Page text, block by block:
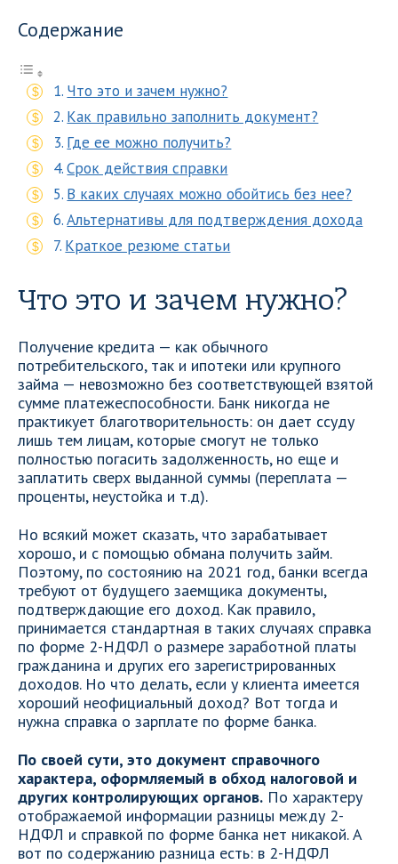
Содержание
Что это и зачем нужно?
Как правильно заполнить документ?
Где ее можно получить?
Срок действия справки
В каких случаях можно обойтись без нее?
Альтернативы для подтверждения дохода
Краткое резюме статьи
Что это и зачем нужно?
Получение кредита — как обычного
потребительского, так и ипотеки или крупного
займа — невозможно без соответствующей взятой
сумме платежеспособности. Банк никогда не
практикует благотворительность: он дает ссуду
лишь тем лицам, которые смогут не только
полностью погасить задолженность, но еще и
заплатить сверх выданной суммы (переплата —
проценты, неустойка и т.д).
Но всякий может сказать, что зарабатывает
хорошо, и с помощью обмана получить займ.
Поэтому, по состоянию на 2021 год, банки всегда
требуют от будущего заемщика документы,
подтверждающие его доход. Как правило,
принимается стандартная в таких случаях справка
по форме 2-НДФЛ о размере заработной платы
гражданина и других его зарегистрированных
доходов. Но что делать, если у клиента имеется
хороший неофициальный доход? Вот тогда и
нужна справка о зарплате по форме банка.
По своей сути, это документ справочного
характера, оформляемый в обход налоговой и
других контролирующих органов. По характеру
отображаемой информации разницы между 2-
НДФЛ и справкой по форме банка нет никакой. А
вот по содержанию разница есть: в 2-НДФЛ